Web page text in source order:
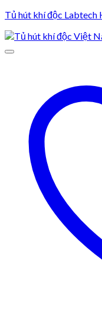
Tủ hút khí độc Labtech